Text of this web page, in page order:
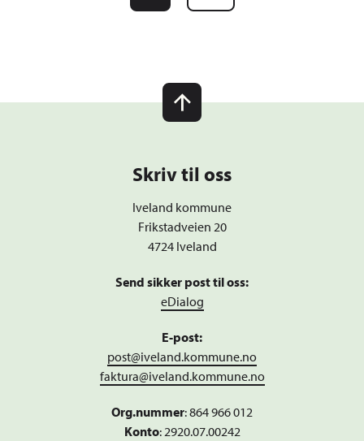
Skriv til oss
Iveland kommune
Frikstadveien 20
4724 Iveland
Send sikker post til oss:
eDialog
E-post:
post@iveland.kommune.no
faktura@iveland.kommune.no
Org.nummer:864 966 012
Konto: 2920.07.00242